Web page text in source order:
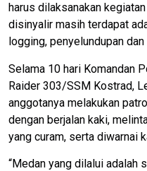
harus dilaksanakan
disinyalir masih terdapat
logging, penyelundupan dan
Selama 10 hari Komandan
Raider 303/SSM Kostrad,
anggotanya melakukan
dengan berjalan kaki,
yang curam, serta diwarnai
“Medan yang dilalui adalah